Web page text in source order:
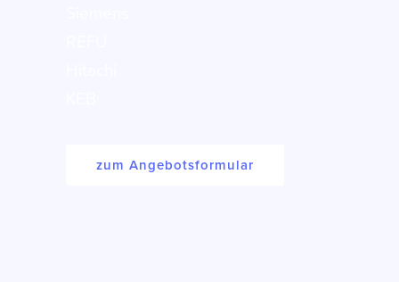
zum Angebotsformular